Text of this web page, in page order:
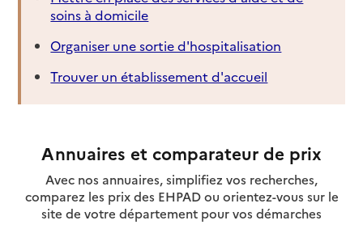
soins à domicile
Organiser une sortie d'hospitalisation
Trouver un établissement d'accueil
Annuaires et comparateur de prix
Avec nos annuaires, simplifiez vos recherches,
comparez les prix des EHPAD ou orientez-vous sur le
site de votre département pour vos démarches